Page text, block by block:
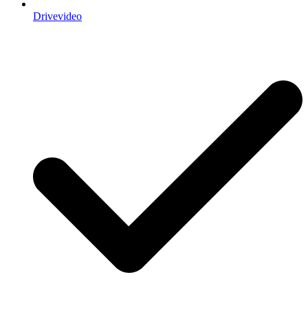
Drivevideo